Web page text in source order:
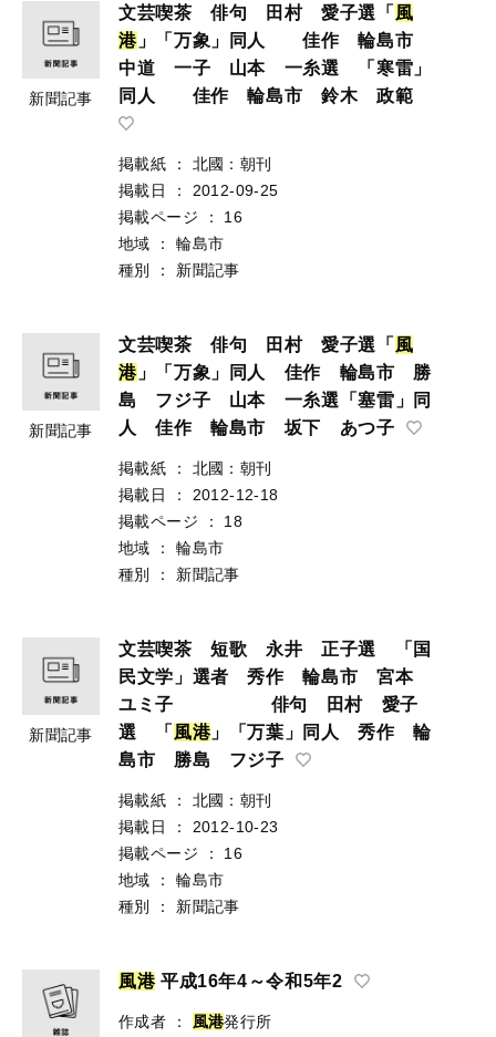
新聞記事
文芸喫茶 俳句 田村 愛子選「 風
港」「万象」同人 佳作 輪島市
中道 一子 山本 一糸選 「寒雷」
同人 佳作 輪島市 鈴木 政範
掲載紙 ：
北國：朝刊
掲載日
：
2012-09-25
掲載ページ
：
16
地域
：
輪島市
種別
： 新聞記事
新聞記事
文芸喫茶 俳句 田村 愛子選「 風
港」「万象」同人 佳作 輪島市 勝
島 フジ子 山本 一糸選「塞雷」同
人 佳作 輪島市 坂下 あつ子
掲載紙 ：
北國：朝刊
掲載日
：
2012-12-18
掲載ページ
：
18
地域
：
輪島市
種別
： 新聞記事
新聞記事
文芸喫茶 短歌 永井 正子選 「国
民文学」選者 秀作 輪島市 宮本
ユミ子 俳句 田村 愛子
選 「 風港」「万葉」同人 秀作 輪
島市 勝島 フジ子
掲載紙 ：
北國：朝刊
掲載日
：
2012-10-23
掲載ページ
：
16
地域
：
輪島市
種別
： 新聞記事
風港平成16年4～令和5年2
作成者 ： 風港発行所